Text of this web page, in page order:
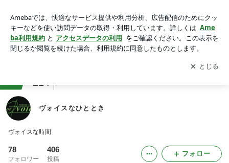
アプリをダウンロードして ブログの更新通知
を受け取りまし
ょう。
開く
214
ヴォイスなひととき
ヴォイスな時間
78
フォロワー
406
投稿
フォロー